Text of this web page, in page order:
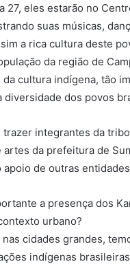
27, eles estarão no
suas músicas,
a rica cultura deste
da região de
da cultura indígena, tão
diversidade dos povos
trazer integrantes da
artes da prefeitura de
apoio de outras
a presença dos
urbano?
cidades grandes,
indígenas